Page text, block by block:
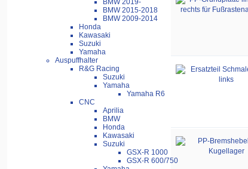
BMW 2019-
BMW 2015-2018
BMW 2009-2014
Honda
Kawasaki
Suzuki
Yamaha
Auspuffhalter
R&G Racing
Suzuki
Yamaha
Yamaha R6
CNC
Aprilia
BMW
Honda
Kawasaki
Suzuki
GSX-R 1000
GSX-R 600/750